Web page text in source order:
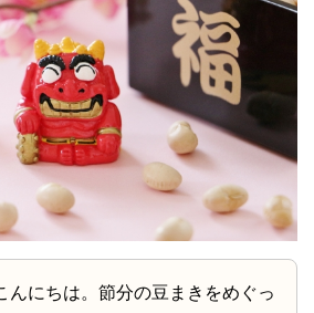
んにちは。節分の豆まきをめぐっ